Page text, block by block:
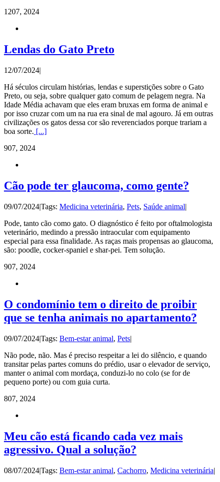
1207, 2024
Lendas do Gato Preto
12/07/2024|
Há séculos circulam histórias, lendas e superstições sobre o Gato
Preto, ou seja, sobre qualquer gato comum de pelagem negra. Na
Idade Média achavam que eles eram bruxas em forma de animal e
por isso cruzar com um na rua era sinal de mal agouro. Já em outras
civilizações os gatos dessa cor são reverenciados porque trariam a
boa sorte. [...]
907, 2024
Cão pode ter glaucoma, como gente?
09/07/2024|Tags: Medicina veterinária, Pets, Saúde animal|
Pode, tanto cão como gato. O diagnóstico é feito por oftalmologista
veterinário, medindo a pressão intraocular com equipamento
especial para essa finalidade. As raças mais propensas ao glaucoma,
são: poodle, cocker-spaniel e shar-pei. Tem solução.
907, 2024
O condomínio tem o direito de proibir
que se tenha animais no apartamento?
09/07/2024|Tags: Bem-estar animal, Pets|
Não pode, não. Mas é preciso respeitar a lei do silêncio, e quando
transitar pelas partes comuns do prédio, usar o elevador de serviço,
manter o animal com mordaça, conduzi-lo no colo (se for de
pequeno porte) ou com guia curta.
807, 2024
Meu cão está ficando cada vez mais
agressivo. Qual a solução?
08/07/2024|Tags: Bem-estar animal, Cachorro, Medicina veterinária|